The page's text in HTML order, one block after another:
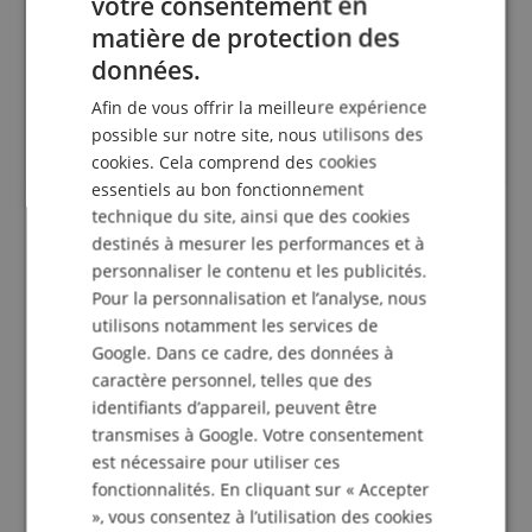
Une vérification des évaluations a eu lieu comme
suit : Seuls les clients qui sont inscrits dans notre
boutique en ligne et qui ont effectivement acheté
le produit chez nous peuvent donner une
évaluation de l'article dans leur compte client.
SUPER QUALITÉ
BENNESle 10.08.2026
achat vérifié
Je suis absolument satisfait de ma commande Cible
en Sisal de très bonne qualité (pro).
Les Fils de séparation des cases est vraiment très fin
et sans aucune agraphe .
Avec les chiffres qui peuvent tourner pour changer la
zone de tir.
Les fléchettes sont de bonne qualité (18gr)
Kit de fixation facile .
FRENCH
SPANISH
matière de protection des
données.
Afin de vous offrir la meilleure expérience
possible sur notre site, nous utilisons des
cookies. Cela comprend des cookies
essentiels au bon fonctionnement
technique du site, ainsi que des cookies
destinés à mesurer les performances et à
personnaliser le contenu et les publicités.
Pour la personnalisation et l’analyse, nous
utilisons notamment les services de
Google. Dans ce cadre, des données à
caractère personnel, telles que des
identifiants d’appareil, peuvent être
transmises à Google. Votre consentement
est nécessaire pour utiliser ces
fonctionnalités. En cliquant sur « Accepter
», vous consentez à l’utilisation des cookies